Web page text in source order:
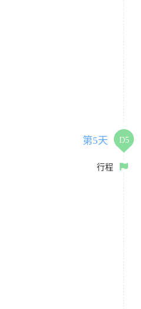
第5天 D5
行程